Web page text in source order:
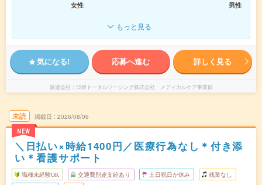
女性
男性
もっと見る
気になる! 応募へ進む 詳しく見る
派遣会社 日研トータルソーシング株式会社 メディカルケア事業部
未読
NEW
掲載日 2026/08/06
＼日払い×時給1400円／医療行為なし＊付き添
い＊看護サポート
職種未経験OK 交通費別途支給あり 土日祝日が休み 残業なし